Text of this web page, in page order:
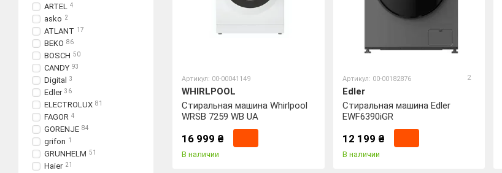
Артикул: 00-00041149
WHIRLPOOL
Стиральная машина Whirlpool
WRSB 7259 WB UA
16 999 ₴
В наличии
Артикул: 00-00182876 2
Edler
Стиральная машина Edler
EWF6390iGR
12 199 ₴
В наличии
ARTEL 4
asko 2
ATLANT 17
BEKO 86
BOSCH 50
CANDY 93
Digital 3
Edler 36
ELECTROLUX 81
FAGOR 4
GORENJE 84
grifon 1
GRUNHELM 51
Haier 21